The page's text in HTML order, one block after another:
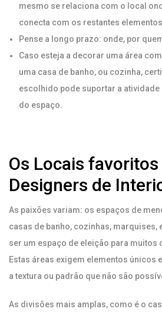
mesmo se relaciona com o local
conecta com os restantes
Pense a longo prazo: onde, por
Caso esteja a decorar uma área
uma casa de banho, ou cozinha,
escolhido pode suportar a
do espaço.
Os Locais
Designers de
As paixões variam: os espaços de
casas de banho, cozinhas, marquises,
ser um espaço de eleição para muitos
Estas áreas exigem elementos únicos
a textura ou padrão que não são
As divisões mais amplas, como é o